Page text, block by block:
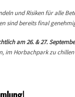
und Risiken für alle
sind bereits final
am 26. & 27.
im Horbachpark zu